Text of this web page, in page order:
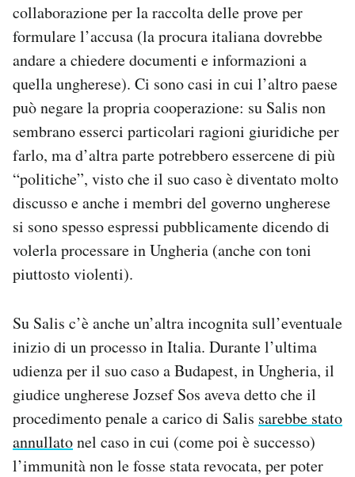
collaborazione per la raccolta delle prove per
formulare l’accusa (la procura italiana dovrebbe
andare a chiedere documenti e informazioni a
quella ungherese). Ci sono casi in cui l’altro paese
può negare la propria cooperazione: su Salis non
sembrano esserci particolari ragioni giuridiche per
farlo, ma d’altra parte potrebbero essercene di più
“politiche”, visto che il suo caso è diventato molto
discusso e anche i membri del governo ungherese
si sono spesso espressi pubblicamente dicendo di
volerla processare in Ungheria (anche con toni
piuttosto violenti).
Su Salis c’è anche un’altra incognita sull’eventuale
inizio di un processo in Italia. Durante l’ultima
udienza per il suo caso a Budapest, in Ungheria, il
giudice ungherese Jozsef Sos aveva detto che il
procedimento penale a carico di Salis sarebbe stato
annullatonel caso in cui (come poi è successo)
l’immunità non le fosse stata revocata, per poter